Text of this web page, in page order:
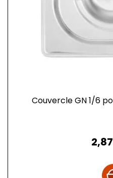
Couvercle GN 1/6